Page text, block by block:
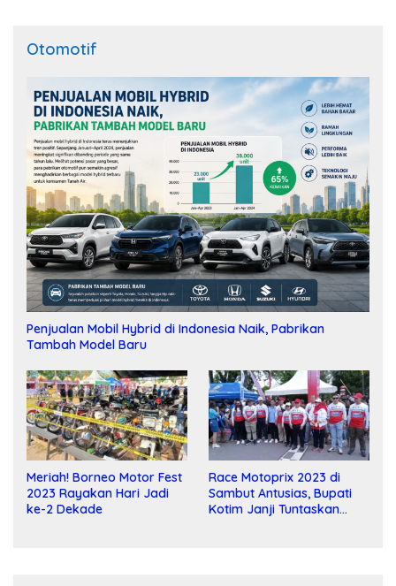
Otomotif
Penjualan Mobil Hybrid di Indonesia Naik, Pabrikan
Tambah Model Baru
Meriah! Borneo Motor Fest
2023 Rayakan Hari Jadi
ke-2 Dekade
Race Motoprix 2023 di
Sambut Antusias, Bupati
Kotim Janji Tuntaskan